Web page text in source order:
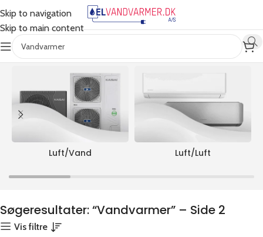
Skip to navigation
Skip to main content
Viser 37–40 af 40 resultaterALLE PRODUKTER
Luft/Vand Luft/Luft
Søgeresultater: “Vandvarmer” – Side 2
Vis filtre